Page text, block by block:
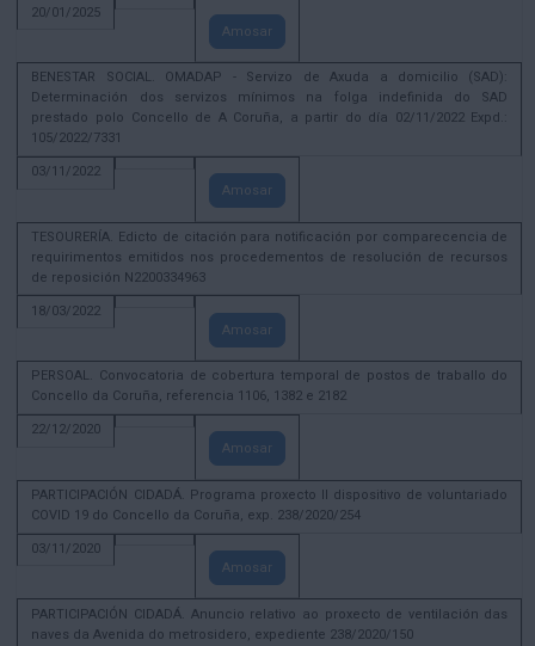
20/01/2025
Amosar
BENESTAR SOCIAL. OMADAP - Servizo de Axuda a domicilio (SAD):
Determinación dos servizos mínimos na folga indefinida do SAD
prestado polo Concello de A Coruña, a partir do día 02/11/2022 Expd.:
105/2022/7331
03/11/2022
Amosar
TESOURERÍA. Edicto de citación para notificación por comparecencia de
requirimentos emitidos nos procedementos de resolución de recursos
de reposición N2200334963
18/03/2022
Amosar
PERSOAL. Convocatoria de cobertura temporal de postos de traballo do
Concello da Coruña, referencia 1106, 1382 e 2182
22/12/2020
Amosar
PARTICIPACIÓN CIDADÁ. Programa proxecto II dispositivo de voluntariado
COVID 19 do Concello da Coruña, exp. 238/2020/254
03/11/2020
Amosar
PARTICIPACIÓN CIDADÁ. Anuncio relativo ao proxecto de ventilación das
naves da Avenida do metrosidero, expediente 238/2020/150